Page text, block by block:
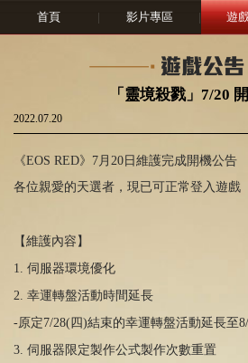
首頁 | 影片專區 | 遊
「靈境殺戮」7/20
2022.07.20
《EOS RED》7月20日維護完成開機公告
各位親愛的天選者，現已可正常登入遊戲
【維護內容】
1. 伺服器環境優化
2. 幸運轉盤活動時間延長
-原定7/28(四)結束的幸運轉盤活動延長至
3. 伺服器限定製作公式製作次數重置